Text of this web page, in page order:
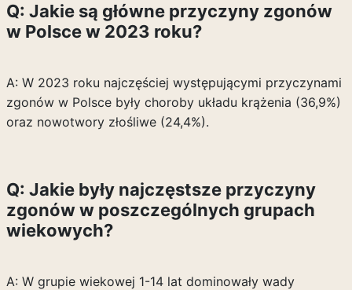
Q: Jakie są główne przyczyny zgonów
w Polsce w 2023 roku?
A: W 2023 roku najczęściej występującymi przyczynami
zgonów w Polsce były choroby układu krążenia (36,9%)
oraz nowotwory złośliwe (24,4%).
Q: Jakie były najczęstsze przyczyny
zgonów w poszczególnych grupach
wiekowych?
A: W grupie wiekowej 1-14 lat dominowały wady